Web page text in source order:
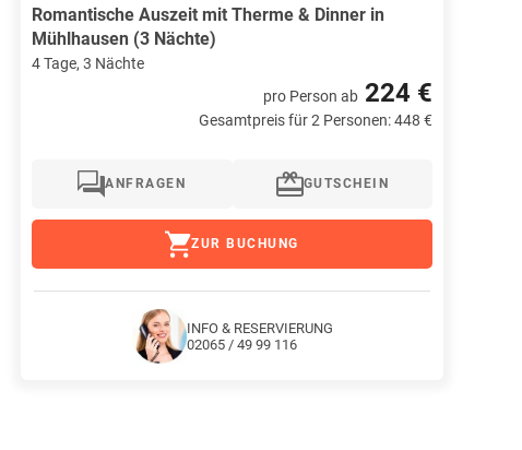
Romantische Auszeit mit Therme & Dinner in
Mühlhausen (3 Nächte)
4 Tage, 3 Nächte
pro Person ab 224 €
Gesamtpreis für 2 Personen: 448 €
ANFRAGEN GUTSCHEIN
ZUR BUCHUNG
INFO & RESERVIERUNG
02065 / 49 99 116